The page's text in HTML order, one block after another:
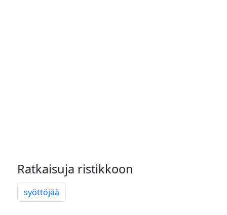
Ratkaisuja ristikkoon
syöttöjää